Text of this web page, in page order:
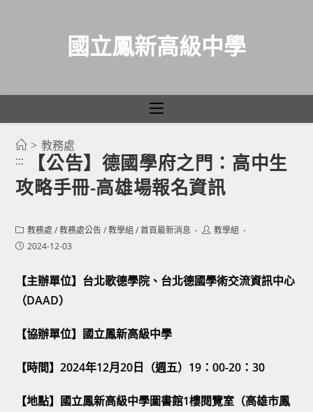
國立鳳新高級中學
> 教務處
:::
【公告】德國學府之門：高中生
攻略手冊-高雄場報名資訊
Post
category:
教務處 / 教務處公告 / 教學組 / 首頁最新消息
Post教學組
Post2024-12-03
【主辦單位】台北歌德學院、台北德國學術交流資訊中心
（DAAD）
【協辦單位】國立鳳新高級中學
【時間】2024年12月20日（週五）19：00-20：30
【地點】國立鳳新高級中學圖書館1樓閱覽室（高雄市鳳